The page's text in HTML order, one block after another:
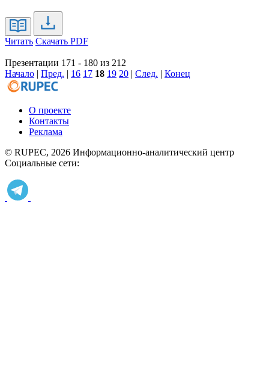
Читать Скачать PDF
Презентации 171 - 180 из 212
Начало | Пред. | 16 17 18 19 20 | След. | Конец
О проекте
Контакты
Реклама
© RUPEC, 2026 Информационно-аналитический центр
Социальные сети: